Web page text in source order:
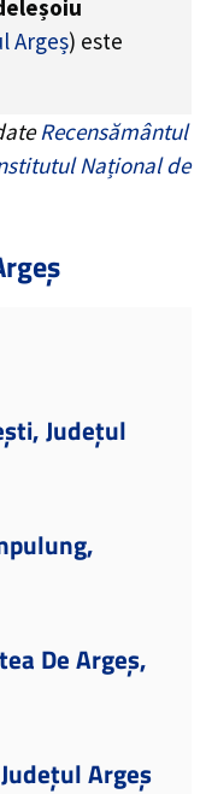
Argeș) este
Recensământul
Național de
Județul
De Argeș,
Argeș